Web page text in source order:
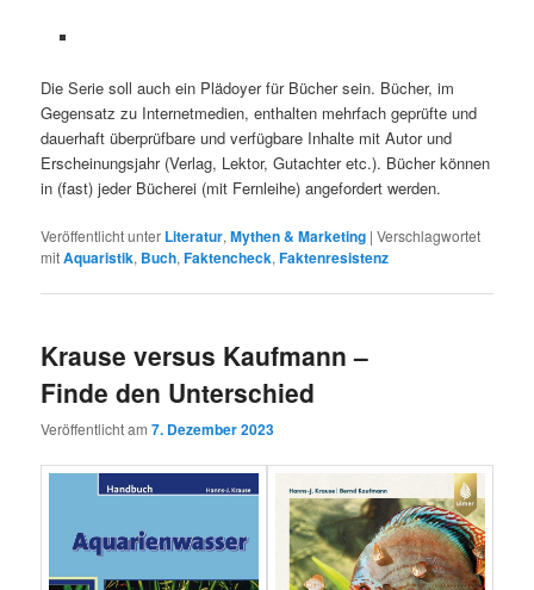
Die Serie soll auch ein Plädoyer für Bücher sein. Bücher, im
Gegensatz zu Internetmedien, enthalten mehrfach geprüfte und
dauerhaft überprüfbare und verfügbare Inhalte mit Autor und
Erscheinungsjahr (Verlag, Lektor, Gutachter etc.). Bücher können
in (fast) jeder Bücherei (mit Fernleihe) angefordert werden.
Veröffentlicht unter Literatur,Mythen & Marketing |Verschlagwortet
mitAquaristik, Buch,Faktencheck,Faktenresistenz
Krause versus Kaufmann –
Finde den Unterschied
Veröffentlicht am7. Dezember 2023